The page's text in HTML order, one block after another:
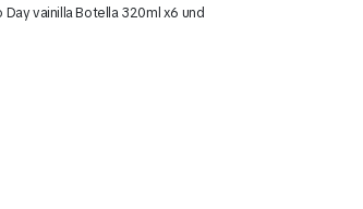
Abarrotes Bebidas
Day vainilla Botella 320ml x6 und